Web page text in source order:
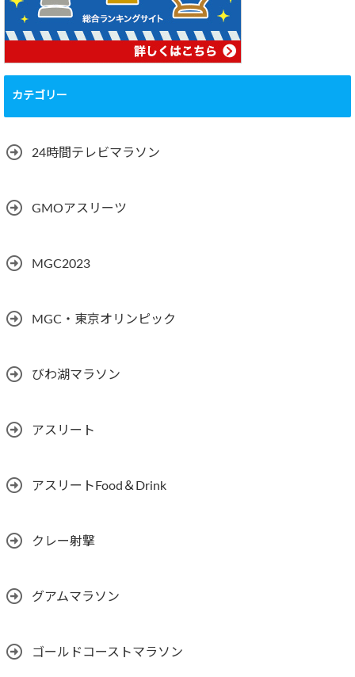
カテゴリー
24時間テレビマラソン
GMOアスリーツ
MGC2023
MGC・東京オリンピック
びわ湖マラソン
アスリート
アスリートFood＆Drink
クレー射撃
グアムマラソン
ゴールドコーストマラソン